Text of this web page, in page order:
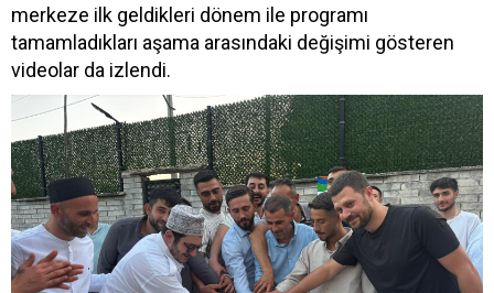
merkeze ilk geldikleri dönem ile programı
tamamladıkları aşama arasındaki değişimi gösteren
videolar da izlendi.